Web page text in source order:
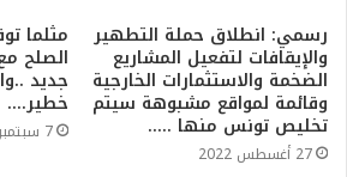
رسمي: انطلاق حملة التطهير
والإيقافات لتفعيل المشاريع
الضخمة والاستثمارات الخارجية
وقائمة لمواقع مشبوهة سيتم
تخليص تونس منها …..
27 أغسطس 2022
مثلما
الصلح
جديد
خطير….
7 سبتمبر 2022